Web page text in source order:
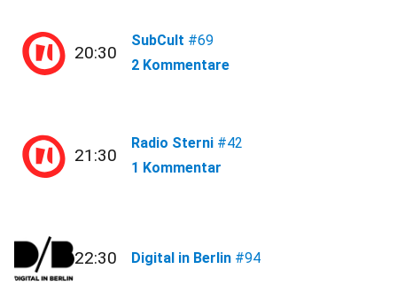
20:30
SubCult #69
2 Kommentare
21:30
Radio Sterni #42
1 Kommentar
22:30 Digital in Berlin #94